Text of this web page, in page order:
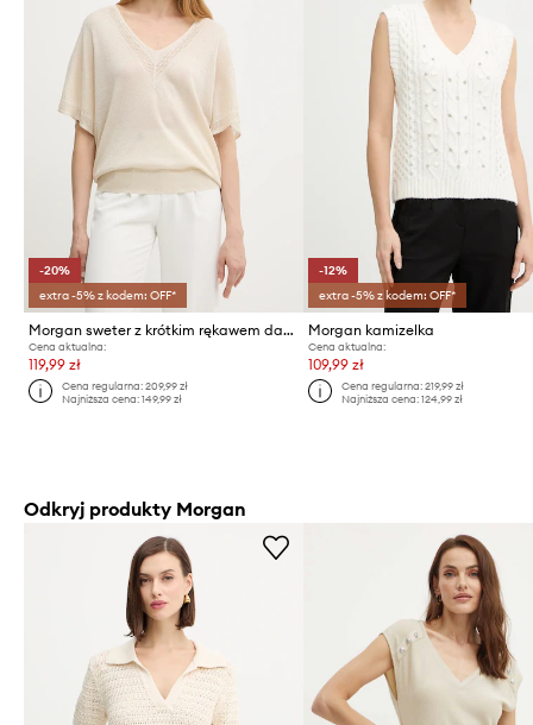
-20%
extra -5% z kodem: OFF*
Morgan sweter z krótkim rękawem damski z wiskozy MCHRIS
Cena aktualna:
119,99 zł
Cena regularna:209,99 zł
Najniższa cena:149,99 zł
-12%
extra -5% z kodem: OFF*
Morgan kamizelka
Cena aktualna:
109,99 zł
Cena regularna: 219,99 zł
Najniższa cena: 124,99 zł
Odkryj produkty Morgan